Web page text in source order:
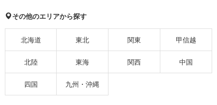
その他のエリアから探す
北海道 東北 関東 甲信越
北陸 東海 関西 中国
四国 九州・沖縄